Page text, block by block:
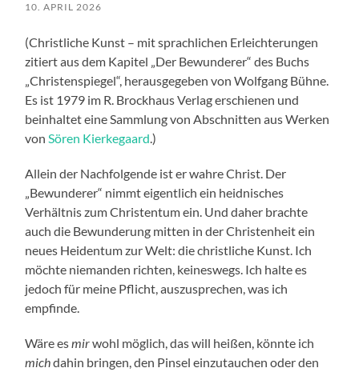
10. APRIL 2026
(Christliche Kunst – mit sprachlichen Erleichterungen
zitiert aus dem Kapitel „Der Bewunderer“ des Buchs
„Christenspiegel“, herausgegeben von Wolfgang Bühne.
Es ist 1979 im R. Brockhaus Verlag erschienen und
beinhaltet eine Sammlung von Abschnitten aus Werken
vonSören Kierkegaard.)
Allein der Nachfolgende ist er wahre Christ. Der
„Bewunderer“ nimmt eigentlich ein heidnisches
Verhältnis zum Christentum ein. Und daher brachte
auch die Bewunderung mitten in der Christenheit ein
neues Heidentum zur Welt: die christliche Kunst. Ich
möchte niemanden richten, keineswegs. Ich halte es
jedoch für meine Pflicht, auszusprechen, was ich
empfinde.
Wäre esmirwohl möglich, das will heißen, könnte ich
michdahin bringen, den Pinsel einzutauchen oder den